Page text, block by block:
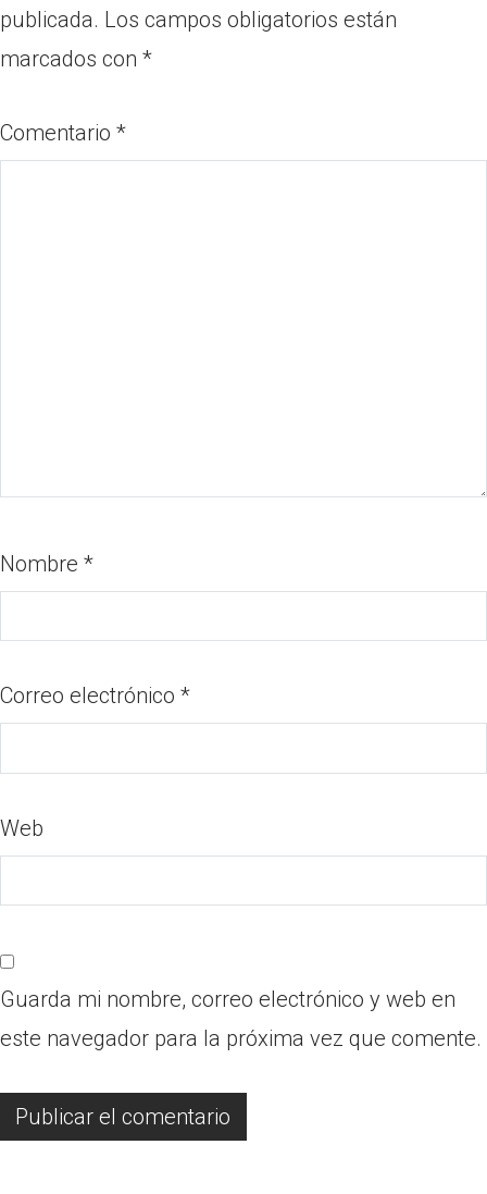
publicada. Los campos obligatorios están
marcados con *
Comentario *
Nombre *
Correo electrónico *
Web
Guarda mi nombre, correo electrónico y web en
este navegador para la próxima vez que comente.